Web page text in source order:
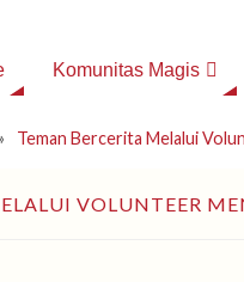
Komunitas Magis
Teman Bercerita Melalui
VOLUNTEER